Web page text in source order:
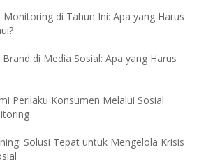
Monitoring di Tahun Ini: Apa yang Harus
di Media Sosial: Apa yang Harus
Perilaku Konsumen Melalui Sosial
Solusi Tepat untuk Mengelola Krisis